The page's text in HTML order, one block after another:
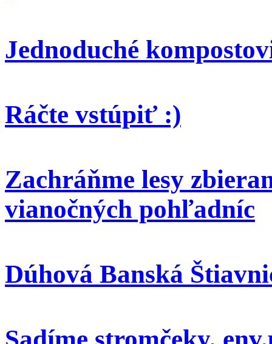
Jednoduché
Ráčte vstúpiť :)
Zachráňme lesy
vianočných pohľadníc
Dúhová Banská